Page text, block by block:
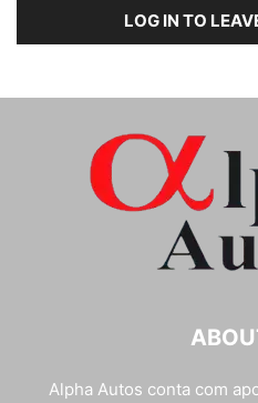
LOG IN TO
Alpha Autos conta com